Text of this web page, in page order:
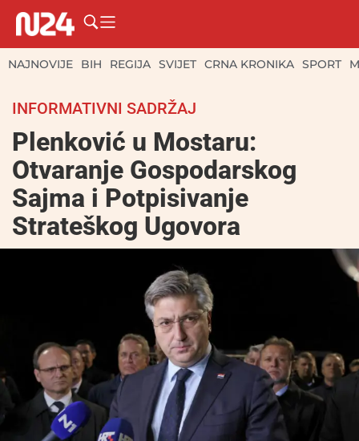
NAJNOVIJE BIH REGIJA SVIJET CRNA KRONIKA SPORT
INFORMATIVNI SADRŽAJ
Plenković u Mostaru:
Otvaranje Gospodarskog
Sajma i Potpisivanje
Strateškog Ugovora